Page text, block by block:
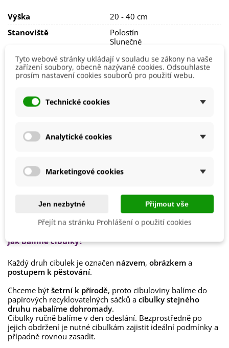
POZOR: Celá rostlina je jedovatá, hlavně její cibule!
Výška
20 - 40 cm
Stanoviště
Polostín
Slunečné
Barva Květů
Fialová
Žlutá
Doba Kvetení
Výsadba
Možnosti Pěstování
Venku
Výrobce
Kvetoucí na jaře
Podzim
Jak balíme cibulky?
Každý druh cibulek je označen názvem, obrázkem a
postupem k pěstování.
Chceme být šetrní k přírodě, proto cibuloviny balíme do
papírových recyklovatelných sáčků a cibulky stejného
druhu nabalíme dohromady.
Cibulky ručně balíme v den odeslání. Bezprostředně po
jejich obdržení je nutné cibulkám zajistit ideální podmínky a
případně rovnou zasadit.
Tyto webové stránky ukládají v souladu se zákony na vaše
zařízení soubory, obecně nazývané cookies. Odsouhlaste
prosím nastavení cookies souborů pro použití webu.
Technické cookies
Analytické cookies
Marketingové cookies
Jen nezbytné Přijmout vše
Přejít na stránku Prohlášení o použití cookies